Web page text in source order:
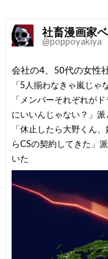
社畜漫画家
@poppoyakiya
会社の4、50代の女性
「5人揃わなきゃ嵐じゃ
「メンバーそれぞれが
にいいんじゃない？」派
「休止したら大野くん
らCSの契約してきた」
いた